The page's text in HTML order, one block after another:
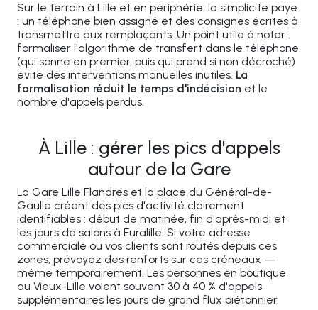
Sur le terrain à Lille et en périphérie, la simplicité paye
: un téléphone bien assigné et des consignes écrites à
transmettre aux remplaçants. Un point utile à noter :
formaliser l'algorithme de transfert dans le téléphone
(qui sonne en premier, puis qui prend si non décroché)
évite des interventions manuelles inutiles. La
formalisation réduit le temps d'indécision et le
nombre d'appels perdus.
À Lille : gérer les pics d'appels
autour de la Gare
La Gare Lille Flandres et la place du Général-de-
Gaulle créent des pics d'activité clairement
identifiables : début de matinée, fin d'après-midi et
les jours de salons à Euralille. Si votre adresse
commerciale ou vos clients sont routés depuis ces
zones, prévoyez des renforts sur ces créneaux —
même temporairement. Les personnes en boutique
au Vieux-Lille voient souvent 30 à 40 % d'appels
supplémentaires les jours de grand flux piétonnier.